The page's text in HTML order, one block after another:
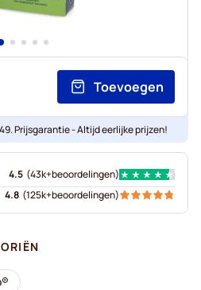
Toevoegen
Prijsgarantie - Altijd eerlijke prijzen!
4.5 (43k+beoordelingen)
4.8 (125k+beoordelingen)